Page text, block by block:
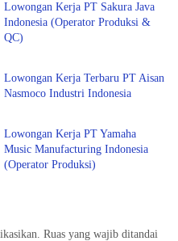
Lowongan Kerja PT Sakura Java
Indonesia (Operator Produksi &
QC)Bekasi
Lowongan Kerja Terbaru PT Aisan
Nasmoco Industri Indonesia
Jabar
Lowongan Kerja PT Yamaha
Music Manufacturing Indonesia
(Operator Produksi)
Ruas yang wajib ditandai